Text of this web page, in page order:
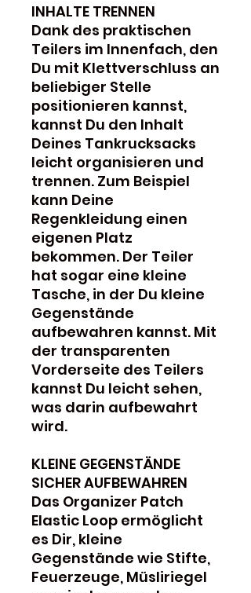
INHALTE TRENNEN
Dank des praktischen
Teilers im Innenfach, den
Du mit Klettverschluss an
beliebiger Stelle
positionieren kannst,
kannst Du den Inhalt
Deines Tankrucksacks
leicht organisieren und
trennen. Zum Beispiel
kann Deine
Regenkleidung einen
eigenen Platz
bekommen. Der Teiler
hat sogar eine kleine
Tasche, in der Du kleine
Gegenstände
aufbewahren kannst. Mit
der transparenten
Vorderseite des Teilers
kannst Du leicht sehen,
was darin aufbewahrt
wird.
KLEINE GEGENSTÄNDE
SICHER AUFBEWAHREN
Das Organizer Patch
Elastic Loop ermöglicht
es Dir, kleine
Gegenstände wie Stifte,
Feuerzeuge, Müsliriegel